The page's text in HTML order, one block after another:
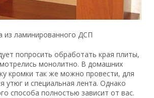
из ламинированного ДСП
попросить обработать края плиты,
монолитно. В домашних
кромки так же можно провести, для
утюг и специальная лента. Однако
способа полностью зависит от вас.